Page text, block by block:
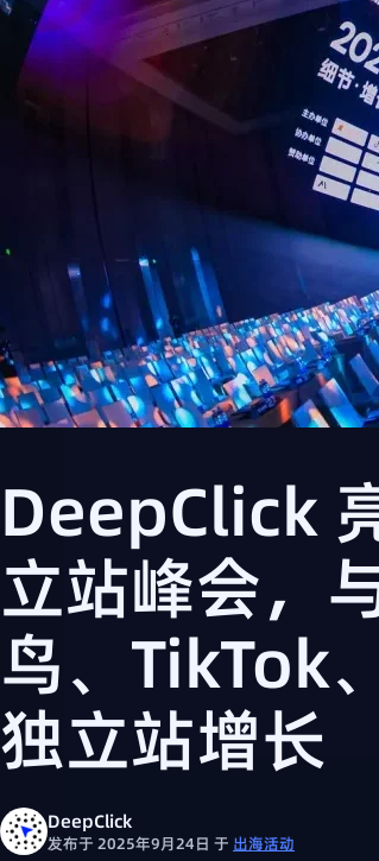
DeepClick
立站峰会，
鸟、TikTok
独立站增长
DeepClick
发布于 2025年9月24日 于 出海活动